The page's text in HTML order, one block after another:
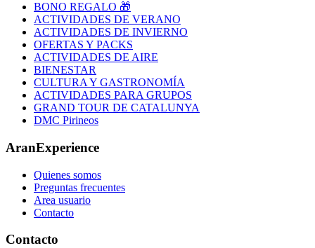
BONO REGALO 🎁
ACTIVIDADES DE VERANO
ACTIVIDADES DE INVIERNO
OFERTAS Y PACKS
ACTIVIDADES DE AIRE
BIENESTAR
CULTURA Y GASTRONOMÍA
ACTIVIDADES PARA GRUPOS
GRAND TOUR DE CATALUNYA
DMC Pirineos
AranExperience
Quienes somos
Preguntas frecuentes
Area usuario
Contacto
Contacto